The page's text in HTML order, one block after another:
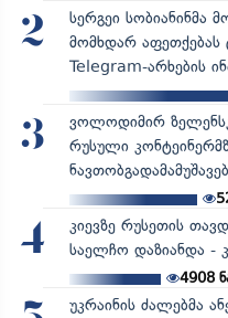
2
სერგეი სობიანინმა
მომხდარ
Telegram-არხების
3
ვოლოდიმირ
რუსული
4
კიევზე რუსეთის
საელჩო დაზიანდა -
4908
უკრაინის ძალებმა